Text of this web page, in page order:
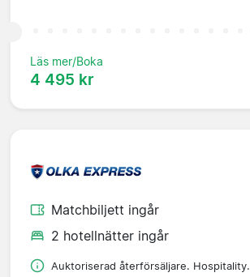
Läs mer/Boka
4 495 kr
Matchbiljett ingår
2 hotellnätter ingår
Auktoriserad återförsäljare. Hospitality.